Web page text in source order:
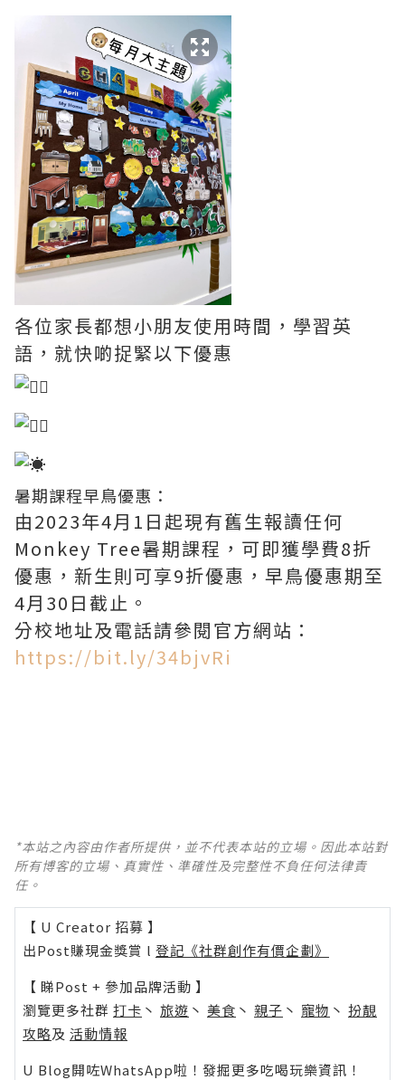
各位家長都想小朋友使用時間，學習英
語，就快啲捉緊以下優惠
暑期課程早鳥優惠：
由2023年4月1日起現有舊生報讀任何
Monkey Tree暑期課程，可即獲學費8折
優惠，新生則可享9折優惠，早鳥優惠期至
4月30日截止。
分校地址及電話請參閱官方網站：
https://bit.ly/34bjvRi
*本站之內容由作者所提供，並不代表本站的立場。因此本站對
所有博客的立場、真實性、準確性及完整性不負任何法律責
任。
【 U Creator 招募 】
出Post賺現金獎賞 l 登記《社群創作有價企劃》
【 睇Post + 參加品牌活動 】
瀏覽更多社群 打卡 丶 旅遊 丶 美食 丶 親子 丶 寵物 丶 扮靚
攻略及 活動情報
U Blog開咗WhatsApp啦！發掘更多吃喝玩樂資訊！